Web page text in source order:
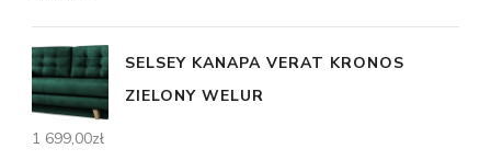
SELSEY KANAPA VERAT KRONOS
ZIELONY WELUR
1 699,00zł